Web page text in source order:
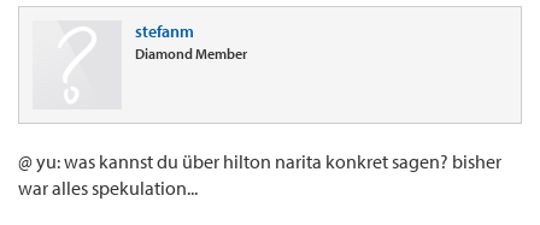
stefanm
Diamond Member
@ yu: was kannst du über hilton narita konkret sagen? bisher
war alles spekulation...